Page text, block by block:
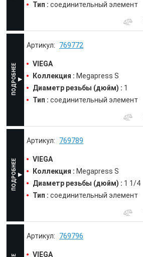
Тип : соединительный элемент
769772
VIEGA
Коллекция : Megapress S
Диаметр резьбы (дюйм) : 1
Тип : соединительный элемент
769789
VIEGA
Коллекция : Megapress S
Диаметр резьбы (дюйм) : 1 1/4
Тип : соединительный элемент
769796
VIEGA